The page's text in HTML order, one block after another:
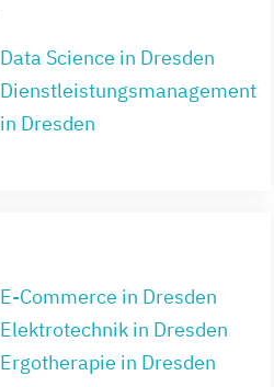
Data Science in Dresden
Dienstleistungsmanagement
in Dresden
E-Commerce in Dresden
Elektrotechnik in Dresden
Ergotherapie in Dresden